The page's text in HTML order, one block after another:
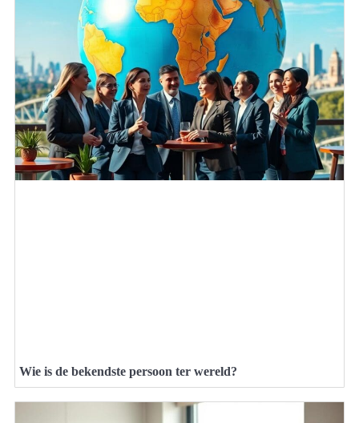
Wie is de bekendste persoon ter wereld?